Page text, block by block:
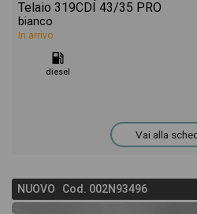
Telaio 319CDI 43/35 PRO
bianco
In arrivo
diesel
Vai alla
NUOVO Cod. 002N93496